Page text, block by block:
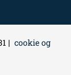
| cookie og